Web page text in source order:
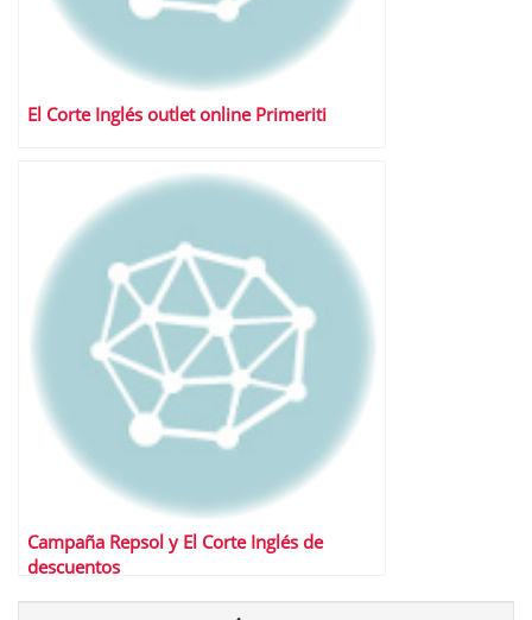
El Corte Inglés outlet online Primeriti
Campaña Repsol y El Corte Inglés de
descuentos